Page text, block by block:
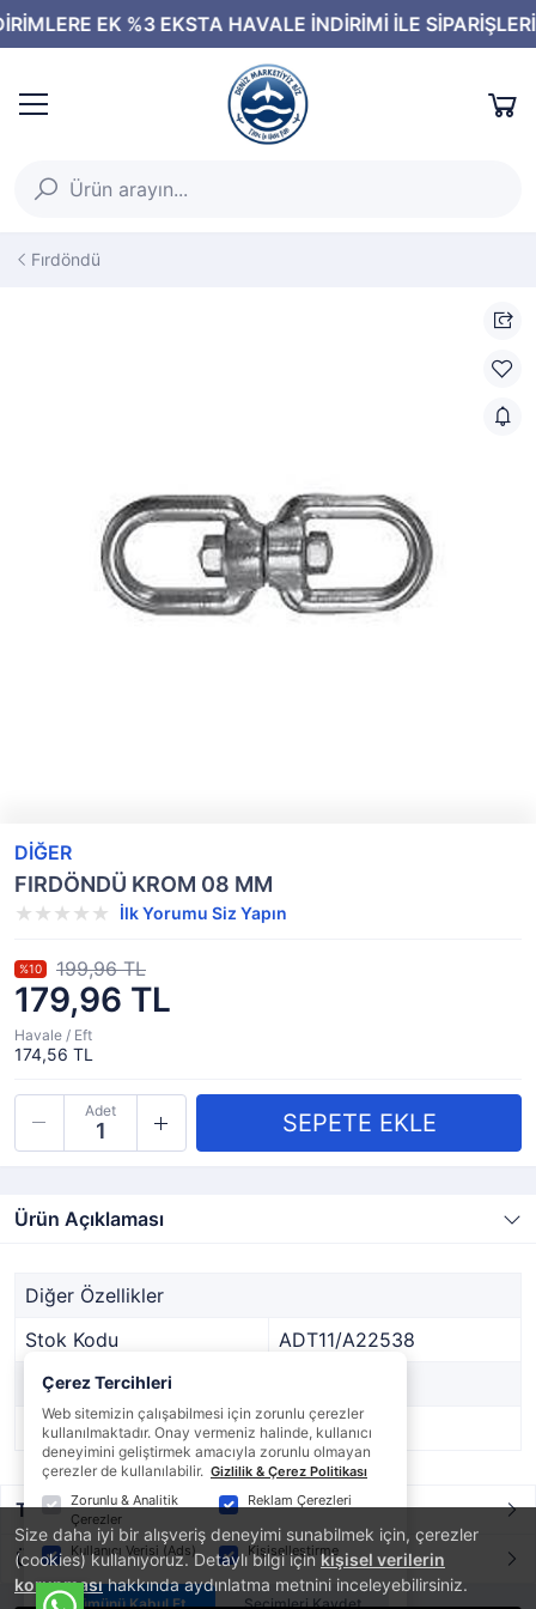
Size daha iyi bir alışveriş deneyimi sunabilmek için, çerezler
(cookies) kullanıyoruz. Detaylı bilgi içinkişisel verilerin
korunmasıhakkında aydınlatma metnini inceleyebilirsiniz.
Fırdöndü
DİĞER
FIRDÖNDÜ KROM 08 MM
İlk Yorumu Siz Yapın
179,96 TL
%10 199,96 TL
Havale / Eft
174,56 TL
Adet
Ürün Açıklaması
Diğer Özellikler
Stok Kodu
ADT11/A22538
Marka
Stok Durumu
Var
Taksit / Ödeme Seçenekleri
Ürün Yorumları
Çerez Tercihleri
Web sitemizin çalışabilmesi için zorunlu çerezler
kullanılmaktadır. Onay vermeniz halinde, kullanıcı
deneyimini geliştirmek amacıyla zorunlu olmayan
çerezler de kullanılabilir. Gizlilik & Çerez Politikası
Zorunlu & Analitik
Çerezler
Reklam Çerezleri
Kullanıcı Verisi (Ads) Kişiselleştirme
Tümünü Kabul Et Seçimleri Kaydet